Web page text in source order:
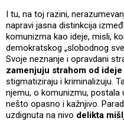
I tu, na toj razini,
napravi jasna distinkcija
komunizma kao ideje, misli,
demokratskog „slobodnog
Svoje neznanje i opravdani
zamenjuju strahom od
stigmatiziraju i kriminalizuju.
njemu, o komunizmu, postala
nešto opasno i kažnjivo.
uzdignuta na nivo delikta